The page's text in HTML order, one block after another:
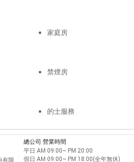
家庭房
禁煙房
的士服務